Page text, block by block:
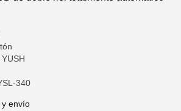
340
y envío